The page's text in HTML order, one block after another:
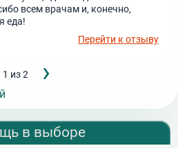
всем врачам и, конечно,
еда!
Перейти к отзыву
1 из 2 страница
›
в выборе